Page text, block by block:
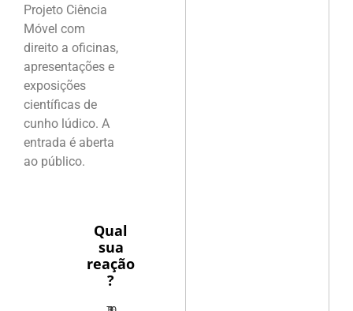
Projeto Ciência
Móvel com
direito a oficinas,
apresentações e
exposições
científicas de
cunho lúdico. A
entrada é aberta
ao público.
Qual
sua
reação
?